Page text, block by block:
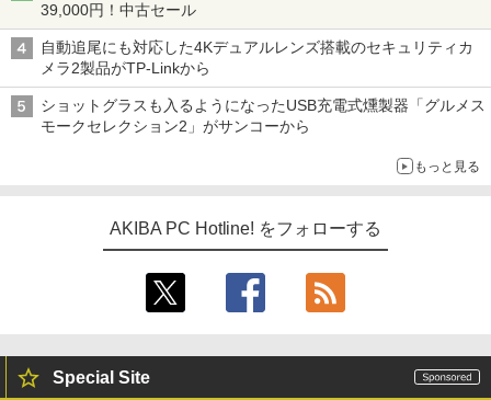
39,000円！中古セール
自動追尾にも対応した4Kデュアルレンズ搭載のセキュリティカ
メラ2製品がTP-Linkから
ショットグラスも入るようになったUSB充電式燻製器「グルメス
モークセレクション2」がサンコーから
もっと見る
AKIBA PC Hotline! をフォローする
Special Site